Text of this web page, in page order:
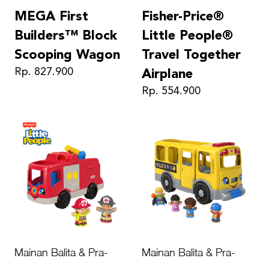
MEGA First
Builders™ Block
Scooping Wagon
Rp. 827.900
Fisher-Price®
Little People®
Travel Together
Airplane
Rp. 554.900
Mainan Balita & Pra-
Mainan Balita & Pra-